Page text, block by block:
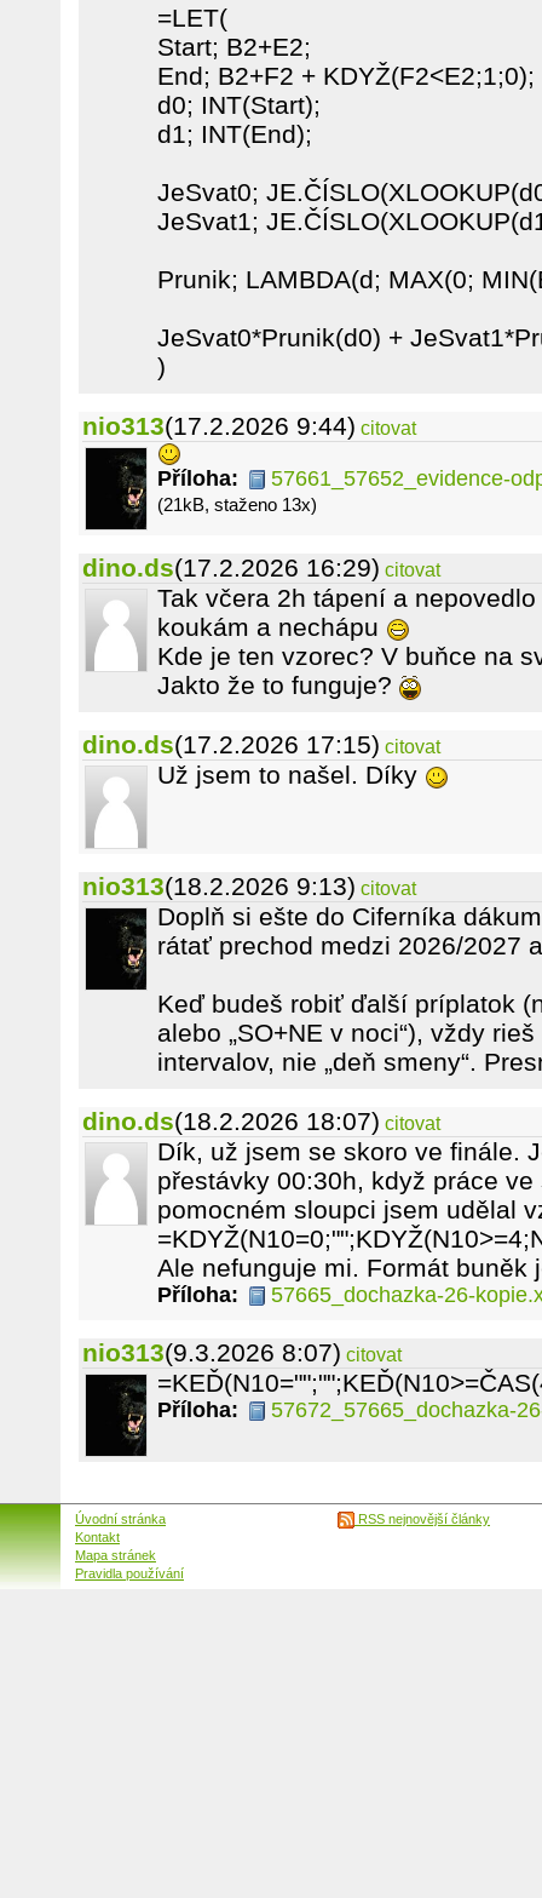
=LET(
Start; B2+E2;
End; B2+F2 + KDYŽ(F2<E2;1;0);
d0; INT(Start);
d1; INT(End);
JeSvat0;
JeSvat1;
Prunik; LAMBDA(d; MAX(0;
JeSvat0*Prunik(d0) +
)
nio313(17.2.2026 9:44) citovat
Příloha: 57661_57652_evidence-
(21kB, staženo 13x)
dino.ds(17.2.2026 16:29) citovat
Tak včera 2h tápení a
koukám a nechápu
Kde je ten vzorec? V buňce na
Jakto že to funguje?
dino.ds(17.2.2026 17:15) citovat
Už jsem to našel. Díky
nio313(18.2.2026 9:13) citovat
Doplň si ešte do Ciferníka
rátať prechod medzi 2026/2027
Keď budeš robiť ďalší príplatok
alebo „SO+NE v noci“), vždy
intervalov, nie „deň smeny“.
dino.ds(18.2.2026 18:07) citovat
Dík, už jsem se skoro ve finále.
přestávky 00:30h, když práce
pomocném sloupci jsem udělal
Ale nefunguje mi. Formát buněk
Příloha: 57665_dochazka-26-
nio313(9.3.2026 8:07) citovat
Příloha: 57672_57665_dochazka-
Úvodní stránka
Kontakt
Mapa stránek
Pravidla používání
RSS nejnovější články